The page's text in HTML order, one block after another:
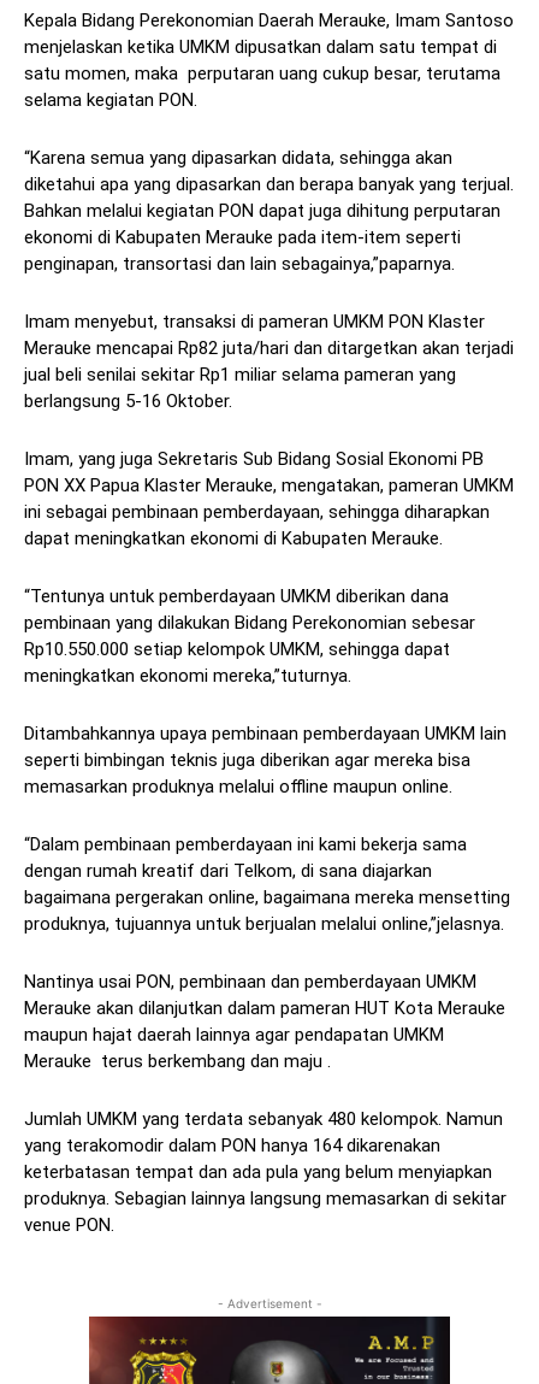
Kepala Bidang Perekonomian Daerah Merauke, Imam Santoso
menjelaskan ketika UMKM dipusatkan dalam satu tempat di
satu momen, maka perputaran uang cukup besar, terutama
selama kegiatan PON.
“Karena semua yang dipasarkan didata, sehingga akan
diketahui apa yang dipasarkan dan berapa banyak yang terjual.
Bahkan melalui kegiatan PON dapat juga dihitung perputaran
ekonomi di Kabupaten Merauke pada item-item seperti
penginapan, transortasi dan lain sebagainya,”paparnya.
Imam menyebut, transaksi di pameran UMKM PON Klaster
Merauke mencapai Rp82 juta/hari dan ditargetkan akan terjadi
jual beli senilai sekitar Rp1 miliar selama pameran yang
berlangsung 5-16 Oktober.
Imam, yang juga Sekretaris Sub Bidang Sosial Ekonomi PB
PON XX Papua Klaster Merauke, mengatakan, pameran UMKM
ini sebagai pembinaan pemberdayaan, sehingga diharapkan
dapat meningkatkan ekonomi di Kabupaten Merauke.
“Tentunya untuk pemberdayaan UMKM diberikan dana
pembinaan yang dilakukan Bidang Perekonomian sebesar
Rp10.550.000 setiap kelompok UMKM, sehingga dapat
meningkatkan ekonomi mereka,”tuturnya.
Ditambahkannya upaya pembinaan pemberdayaan UMKM lain
seperti bimbingan teknis juga diberikan agar mereka bisa
memasarkan produknya melalui offline maupun online.
“Dalam pembinaan pemberdayaan ini kami bekerja sama
dengan rumah kreatif dari Telkom, di sana diajarkan
bagaimana pergerakan online, bagaimana mereka mensetting
produknya, tujuannya untuk berjualan melalui online,”jelasnya.
Nantinya usai PON, pembinaan dan pemberdayaan UMKM
Merauke akan dilanjutkan dalam pameran HUT Kota Merauke
maupun hajat daerah lainnya agar pendapatan UMKM
Merauke terus berkembang dan maju .
Jumlah UMKM yang terdata sebanyak 480 kelompok. Namun
yang terakomodir dalam PON hanya 164 dikarenakan
keterbatasan tempat dan ada pula yang belum menyiapkan
produknya. Sebagian lainnya langsung memasarkan di sekitar
venue PON.
- Advertisement -